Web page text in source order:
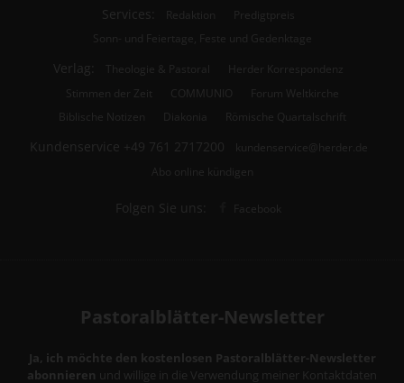
Services: Redaktion
Predigtpreis
Sonn- und Feiertage, Feste und Gedenktage
Verlag: Theologie & Pastoral
Herder Korrespondenz
Stimmen der Zeit
COMMUNIO
Forum Weltkirche
Biblische Notizen
Diakonia Römische Quartalschrift
Kundenservice +49 761 2717200
kundenservice@herder.de
Abo online kündigen
Folgen Sie uns: Facebook
Pastoralblätter-Newsletter
Ja, ich möchte den kostenlosen Pastoralblätter-Newsletter
abonnieren und willige in die Verwendung meiner Kontaktdaten